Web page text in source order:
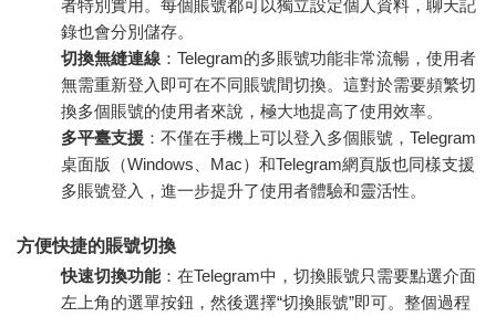
者特別實用。每個賬號都可以獨立設定個人資料，聊天記
錄也會分別儲存。
切換無縫連線 ：Telegram的多賬號功能非常流暢，使用者
無需重新登入即可在不同賬號間切換。這對於需要頻繁切
換多個賬號的使用者來說，極大地提高了使用效率。
多平臺支援 ：不僅在手機上可以登入多個賬號，Telegram
桌面版（Windows、Mac）和Telegram網頁版也同樣支援
多賬號登入，進一步提升了使用者體驗和靈活性。
方便快捷的賬號切換
快速切換功能：在Telegram中，切換賬號只需要點選介面
左上角的選單按鈕，然後選擇“切換賬號”即可。整個過程